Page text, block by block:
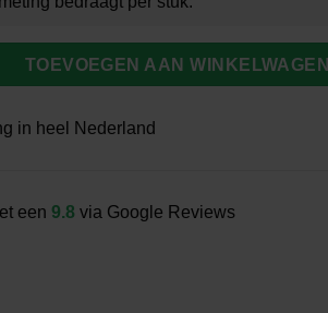
TOEVOEGEN AAN WINKELWAGEN
in heel Nederland
een 9.8 via Google Reviews